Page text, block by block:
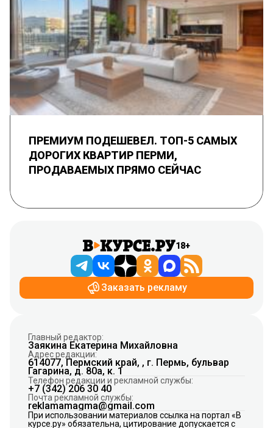
ПРЕМИУМ ПОДЕШЕВЕЛ. ТОП-5 САМЫХ
ДОРОГИХ КВАРТИР ПЕРМИ,
ПРОДАВАЕМЫХ ПРЯМО СЕЙЧАС
18+
Заказать рекламу
Главный редактор:
Заякина Екатерина Михайловна
Адрес редакции:
614077, Пермский край, , г. Пермь, бульвар
Гагарина, д. 80а, к. 1
Телефон редакции и рекламной службы:
+7 (342) 206 30 40
Почта рекламной службы:
reklamamagma@gmail.com
При использовании материалов ссылка на портал «В
курсе.ру» обязательна, цитирование допускается с